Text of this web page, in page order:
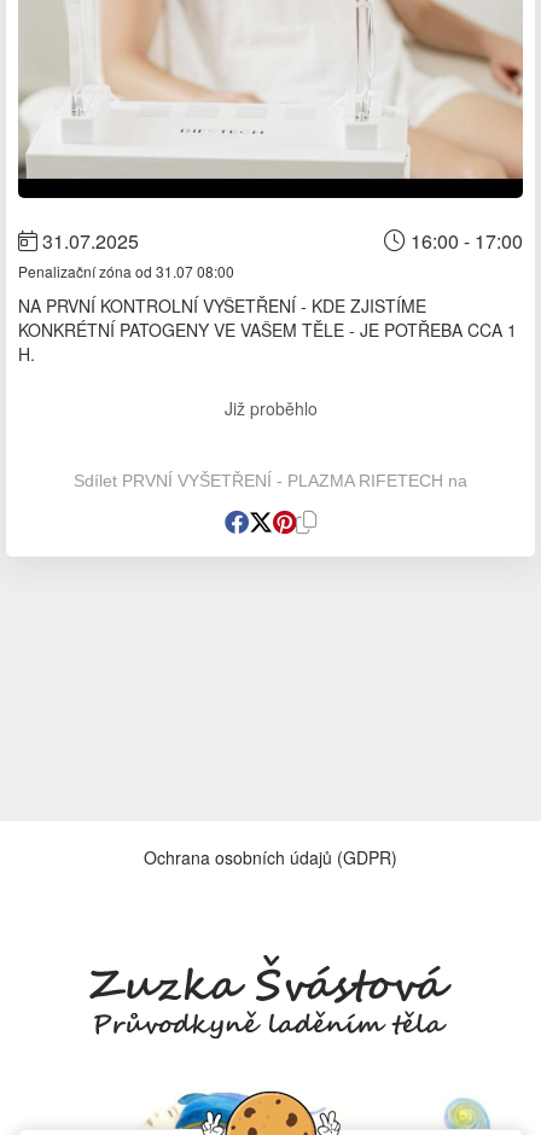
31.07.2025 16:00 - 17:00
Penalizační zóna od 31.07 08:00
NA PRVNÍ KONTROLNÍ VYŠETŘENÍ - KDE ZJISTÍME
KONKRÉTNÍ PATOGENY VE VAŠEM TĚLE - JE POTŘEBA CCA 1
H.
Již proběhlo
Sdílet PRVNÍ VYŠETŘENÍ - PLAZMA RIFETECH na
Ochrana osobních údajů (GDPR)